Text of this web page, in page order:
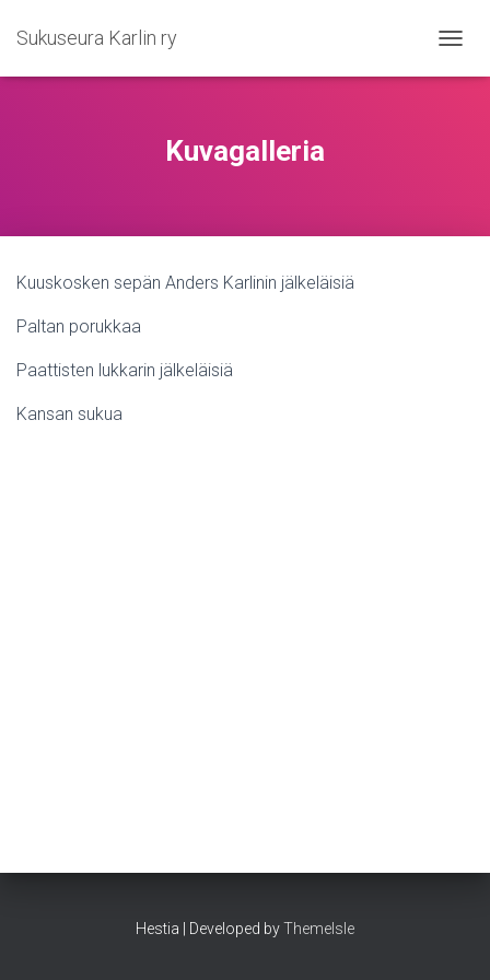
Sukuseura Karlin ry
Kuvagalleria
Kuuskosken sepän Anders Karlinin jälkeläisiä
Paltan porukkaa
Paattisten lukkarin jälkeläisiä
Kansan sukua
Hestia | Developed byThemeIsle